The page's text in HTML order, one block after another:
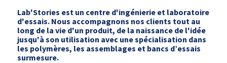
Lab'Stories est un centre d'ingénierie et laboratoire
d'essais. Nous accompagnons nos clients tout au
long de la vie d'un produit, de la naissance de l'idée
jusqu'à son utilisation avec une spécialisation dans
les polymères, les assemblages et bancs d’essais
surmesure.